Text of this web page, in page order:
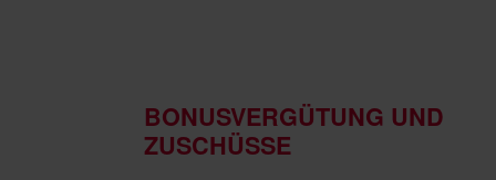
BONUSVERGÜTUNG UND
ZUSCHÜSSE